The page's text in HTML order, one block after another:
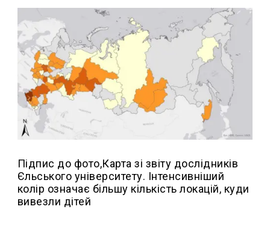
Підпис до фото,Карта зі звіту дослідників
Єльського університету. Інтенсивніший
колір означає більшу кількість локацій, куди
вивезли дітей